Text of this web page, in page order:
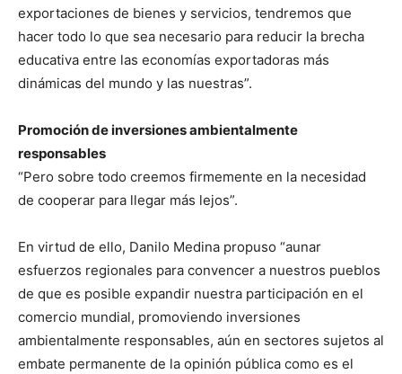
exportaciones de bienes y servicios, tendremos que
hacer todo lo que sea necesario para reducir la brecha
educativa entre las economías exportadoras más
dinámicas del mundo y las nuestras”.
Promoción de inversiones ambientalmente
responsables
“Pero sobre todo creemos firmemente en la necesidad
de cooperar para llegar más lejos”.
En virtud de ello, Danilo Medina propuso “aunar
esfuerzos regionales para convencer a nuestros pueblos
de que es posible expandir nuestra participación en el
comercio mundial, promoviendo inversiones
ambientalmente responsables, aún en sectores sujetos al
embate permanente de la opinión pública como es el